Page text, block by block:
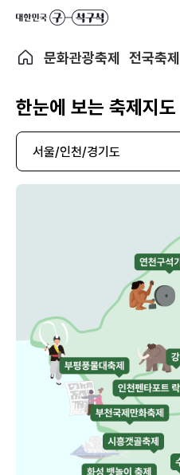
문화관광축제 전국축제
한눈에 보는 축제지도
서울/인천/경기도